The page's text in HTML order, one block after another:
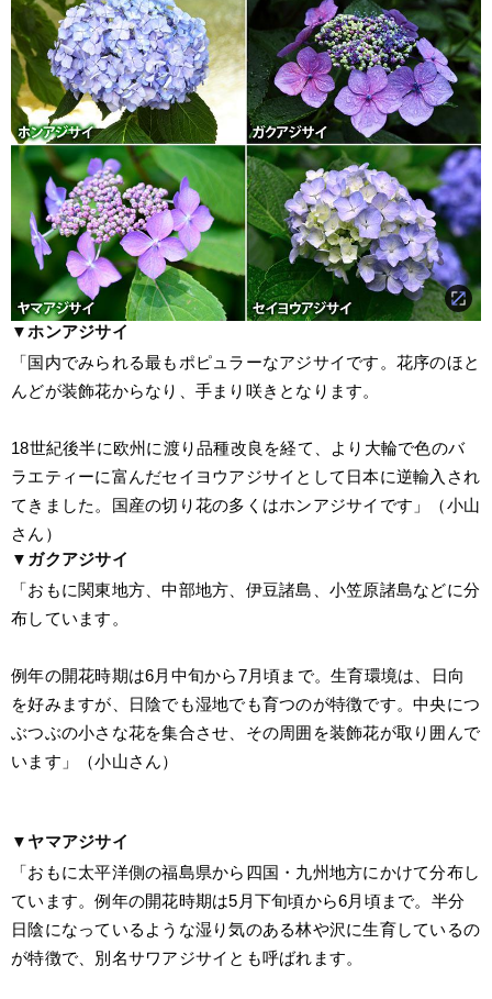
▼ホンアジサイ
「国内でみられる最もポピュラーなアジサイです。花序のほと
んどが装飾花からなり、手まり咲きとなります。
18世紀後半に欧州に渡り品種改良を経て、より大輪で色のバ
ラエティーに富んだセイヨウアジサイとして日本に逆輸入され
てきました。国産の切り花の多くはホンアジサイです」（小山
さん）
▼ガクアジサイ
「おもに関東地方、中部地方、伊豆諸島、小笠原諸島などに分
布しています。
例年の開花時期は6月中旬から7月頃まで。生育環境は、日向
を好みますが、日陰でも湿地でも育つのが特徴です。中央につ
ぶつぶの小さな花を集合させ、その周囲を装飾花が取り囲んで
います」（小山さん）
▼ヤマアジサイ
「おもに太平洋側の福島県から四国・九州地方にかけて分布し
ています。例年の開花時期は5月下旬頃から6月頃まで。半分
日陰になっているような湿り気のある林や沢に生育しているの
が特徴で、別名サワアジサイとも呼ばれます。